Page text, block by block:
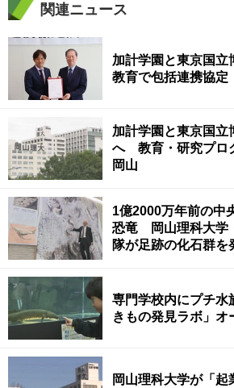
関連ニュース
加計学園と東京国
教育で包括連携協
加計学園と東京国立
へ 教育・研究プロ
岡山
1億2000万年前の中
恐竜 岡山理科大学
隊が足跡の化石群を
専門学校内にプチ
きもの発見ラボ」
岡山理科大学が「